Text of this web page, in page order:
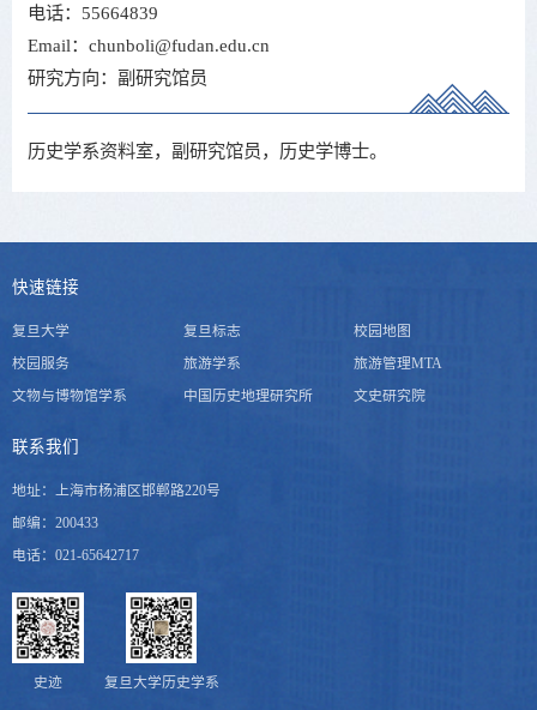
电话：55664839
Email：chunboli@fudan.edu.cn
研究方向：副研究馆员
历史学系资料室，副研究馆员，历史学博士。
快速链接
复旦大学 复旦标志
校园地图
校园服务
旅游学系
旅游管理MTA
文物与博物馆学系
中国历史地理研究所 文史研究院
联系我们
地址：上海市杨浦区邯郸路220号
邮编：200433
电话：021-65642717
史迹 复旦大学历史学系